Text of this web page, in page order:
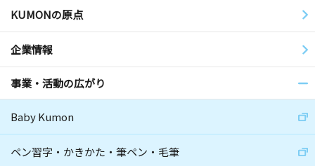
KUMONの原点
企業情報
事業・活動の広がり
Baby Kumon
ペン習字・かきかた・筆ペン・毛筆